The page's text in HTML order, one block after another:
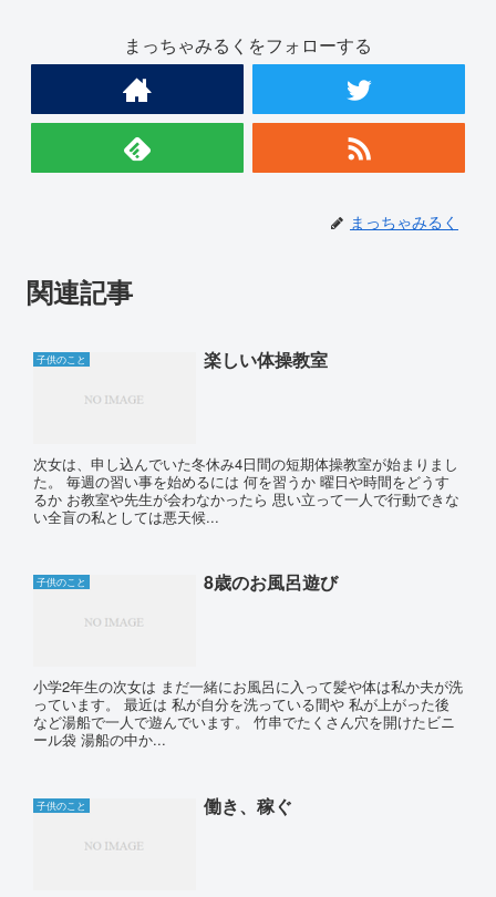
まっちゃみるくをフォローする
まっちゃみるく
関連記事
子供のこと 楽しい体操教室
次女は、申し込んでいた冬休み4日間の短期体操教室が始まりまし
た。 毎週の習い事を始めるには 何を習うか 曜日や時間をどうす
るか お教室や先生が会わなかったら 思い立って一人で行動できな
い全盲の私としては悪天候...
子供のこと 8歳のお風呂遊び
小学2年生の次女は まだ一緒にお風呂に入って髪や体は私か夫が洗
っています。 最近は 私が自分を洗っている間や 私が上がった後
など湯船で一人で遊んでいます。 竹串でたくさん穴を開けたビニ
ール袋 湯船の中か...
子供のこと 働き、稼ぐ